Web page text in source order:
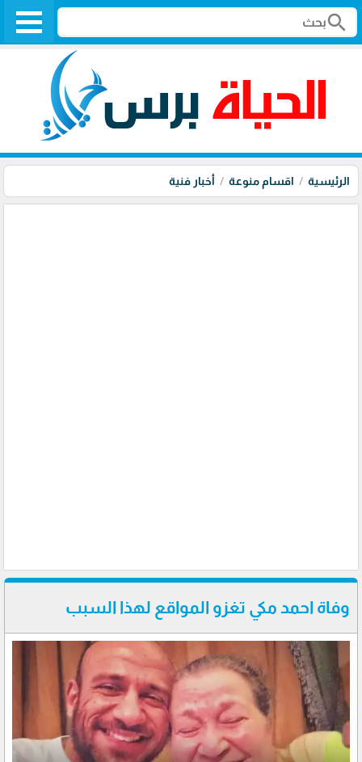
search
الرئيسية اقسام منوعة أخبار فنية
وفاة احمد مكي تغزو المواقع لهذا السبب